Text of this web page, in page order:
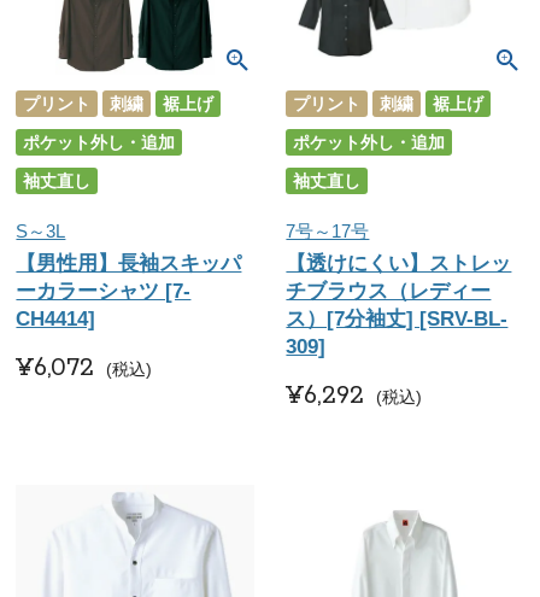
プリント 刺繍
裾上げ
ポケット外し・追加
袖丈直し
S～3L
【男性用】長袖スキッパ
ーカラーシャツ [7-
CH4414]
¥6,072 税込
プリント 刺繍
裾上げ
ポケット外し・追加
袖丈直し
7号～17号
【透けにくい】ストレッ
チブラウス（レディー
ス）[7分袖丈] [SRV-BL-
309]
¥6,292 税込